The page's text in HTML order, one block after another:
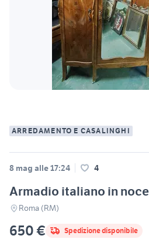
ARREDAMENTO E CASALINGHI
8 mag alle 17:24 4
Armadio italiano in
Roma (RM)
650 € Spedizione disponibile